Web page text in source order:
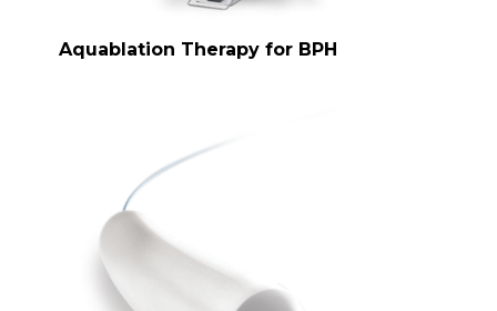
Aquablation Therapy for BPH